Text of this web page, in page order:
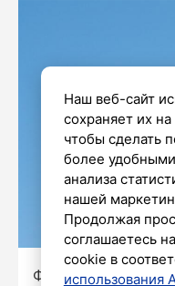
Фото: Олег Золото
Наш веб-сайт
сохраняет их
чтобы сделать
более
анализа
нашей
Продолжая
соглашаетесь
cookie в
использования